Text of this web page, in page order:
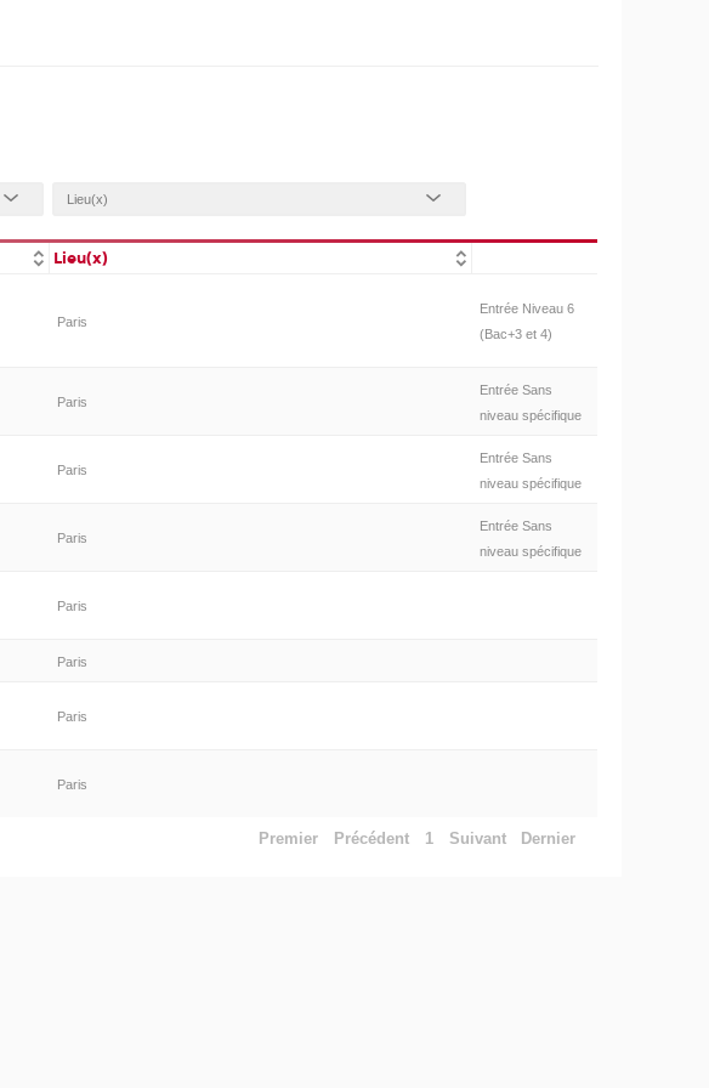
Lieu(x)
Paris
Entrée Niveau 6
(Bac+3 et 4)
Paris
Entrée Sans
niveau spécifique
Paris
Entrée Sans
niveau spécifique
Paris
Entrée Sans
niveau spécifique
Paris
Paris
Paris
Paris
Premier Précédent 1 Suivant Dernier